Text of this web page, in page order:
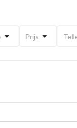
Prijs